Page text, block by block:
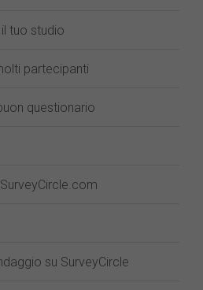
tuo studio
partecipanti
questionario
su SurveyCircle